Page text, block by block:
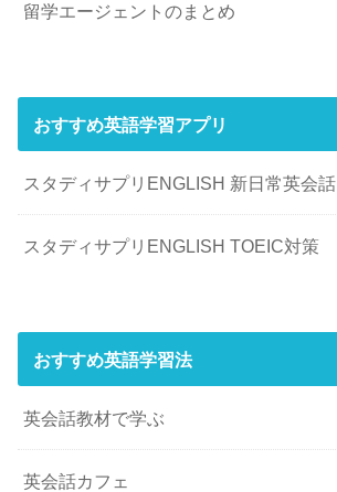
留学エージェントのまとめ
おすすめ英語学習アプリ
スタディサプリENGLISH 新日常英会話
スタディサプリENGLISH TOEIC対策
おすすめ英語学習法
英会話教材で学ぶ
英会話カフェ